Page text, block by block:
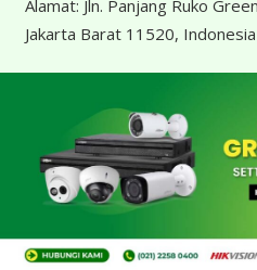
Alamat: Jln. Panjang Ruko
Jakarta Barat 11520, Indonesia